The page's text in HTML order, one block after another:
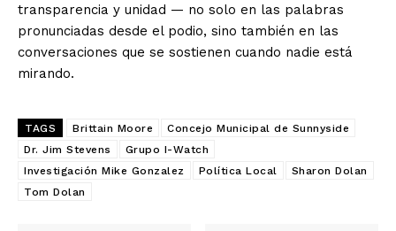
transparencia y unidad — no solo en las palabras
pronunciadas desde el podio, sino también en las
conversaciones que se sostienen cuando nadie está
mirando.
TAGS Brittain Moore
Concejo Municipal de Sunnyside
Dr. Jim Stevens
Grupo I-Watch
Investigación Mike Gonzalez
Política Local
Sharon Dolan
Tom Dolan